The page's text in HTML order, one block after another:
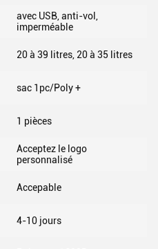
avec USB, anti-vol,
imperméable
20 à 39 litres, 20 à 35 litres
sac 1pc/Poly +
1 pièces
Acceptez le logo
personnalisé
Accepable
4-10 jours